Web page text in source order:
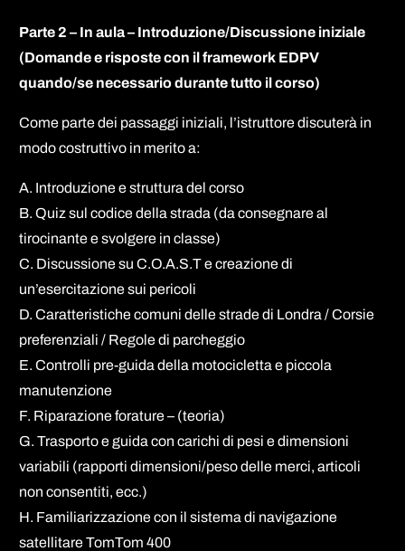
Parte 2 – In aula – Introduzione/Discussione iniziale
(Domande e risposte con il framework EDPV
quando/se necessario durante tutto il corso)
Come parte dei passaggi iniziali, l’istruttore discuterà in
modo costruttivo in merito a:
A. Introduzione e struttura del corso
B. Quiz sul codice della strada (da consegnare al
tirocinante e svolgere in classe)
C. Discussione su C.O.A.S.T e creazione di
un’esercitazione sui pericoli
D. Caratteristiche comuni delle strade di Londra / Corsie
preferenziali / Regole di parcheggio
E. Controlli pre-guida della motocicletta e piccola
manutenzione
F. Riparazione forature – (teoria)
G. Trasporto e guida con carichi di pesi e dimensioni
variabili (rapporti dimensioni/peso delle merci, articoli
non consentiti, ecc.)
H. Familiarizzazione con il sistema di navigazione
satellitare TomTom 400